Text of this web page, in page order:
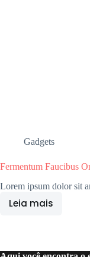
Gadgets
Fermentum Faucibus
Lorem ipsum dolor sit
Leia maisFermentum
Quam